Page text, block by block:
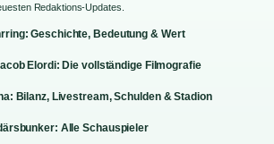
Redaktions-Updates.
Geschichte, Bedeutung & Wert
Elordi: Die vollständige Filmografie
Bilanz, Livestream, Schulden & Stadion
Alle Schauspieler